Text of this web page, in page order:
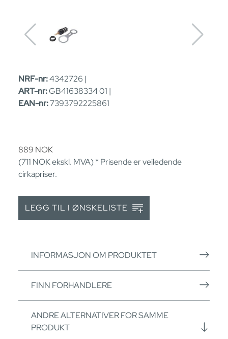
NRF-nr:4342726 |
ART-nr:GB41638334 01 |
EAN-nr:7393792225861
889 NOK
(711 NOKekskl. MVA) * Prisende er veiledende
cirkapriser.
LEGG TIL I ØNSKELISTE
INFORMASJON OM PRODUKTET
FINN FORHANDLERE
ANDRE ALTERNATIVER FOR SAMME
PRODUKT